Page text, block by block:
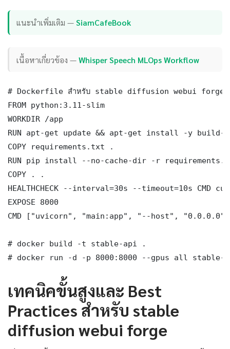
แนะนำเพิ่มเติม —SiamCafeBook
เนื้อหาเกี่ยวข้อง —Whisper Speech MLOps Workflow
# Dockerfile สำหรับ stable diffusion webui forge
FROM python:3.11-slim
WORKDIR /app
RUN apt-get update && apt-get install -y
COPY requirements.txt .
RUN pip install --no-cache-dir -r
COPY . .
HEALTHCHECK --interval=30s --timeout=10s
EXPOSE 8000
CMD ["uvicorn", "main:app", "--host",
# docker build -t stable-api .
# docker run -d -p 8000:8000 --gpus all stable-
เทคนิคขั้นสูงและ Best
Practices สำหรับ stable
diffusion webui forge